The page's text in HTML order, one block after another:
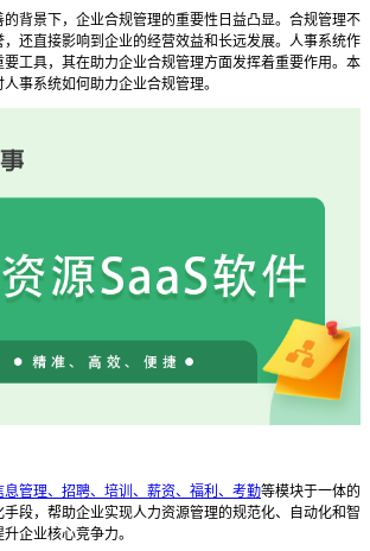
背景下，企业合规管理的重要性日益凸显。合规管理不
还直接影响到企业的经营效益和长远发展。人事系统作
工具，其在助力企业合规管理方面发挥着重要作用。本
事系统如何助力企业合规管理。
息管理、招聘、培训、薪资、福利、考勤等模块于一体的
段，帮助企业实现人力资源管理的规范化、自动化和智
企业核心竞争力。